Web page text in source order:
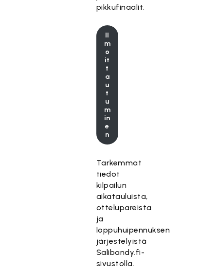
pikkufinaalit.
Il
m
o
it
t
a
u
t
u
m
in
e
n
Tarkemmat
tiedot
kilpailun
aikatauluista,
ottelupareista
ja
loppuhuipennuksen
järjestelyistä
Salibandy.fi-
sivustolla.